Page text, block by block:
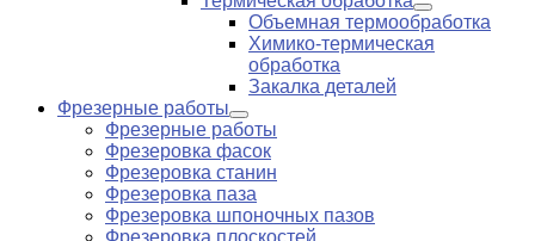
Объемная термообработка
Химико-термическая
обработка
Закалка деталей
Фрезерные работы
Фрезерные работы
Фрезеровка фасок
Фрезеровка станин
Фрезеровка паза
Фрезеровка шпоночных пазов
Фрезеровка плоскостей